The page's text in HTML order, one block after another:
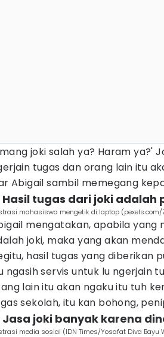
joki salah ya? Haram ya?'
tugas dan orang lain itu
Abigail sambil memegang
Hasil tugas dari joki adalah
mahasiswa mengetik di laptop (pexels.com/
mengatakan, apabila yang
joki, maka yang akan
hasil tugas yang diberikan
ngasih servis untuk lu ngerjain
lain itu akan ngaku itu tuh
sekolah, itu kan bohong,
Jasa joki banyak karena
media sosial (IDN Times/Yosafat Diva Bayu